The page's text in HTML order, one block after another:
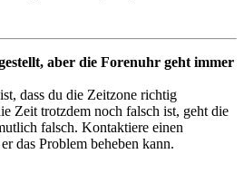
aber die Forenuhr geht immer
dass du die Zeitzone richtig
Zeit trotzdem noch falsch ist, geht die
falsch. Kontaktiere einen
das Problem beheben kann.